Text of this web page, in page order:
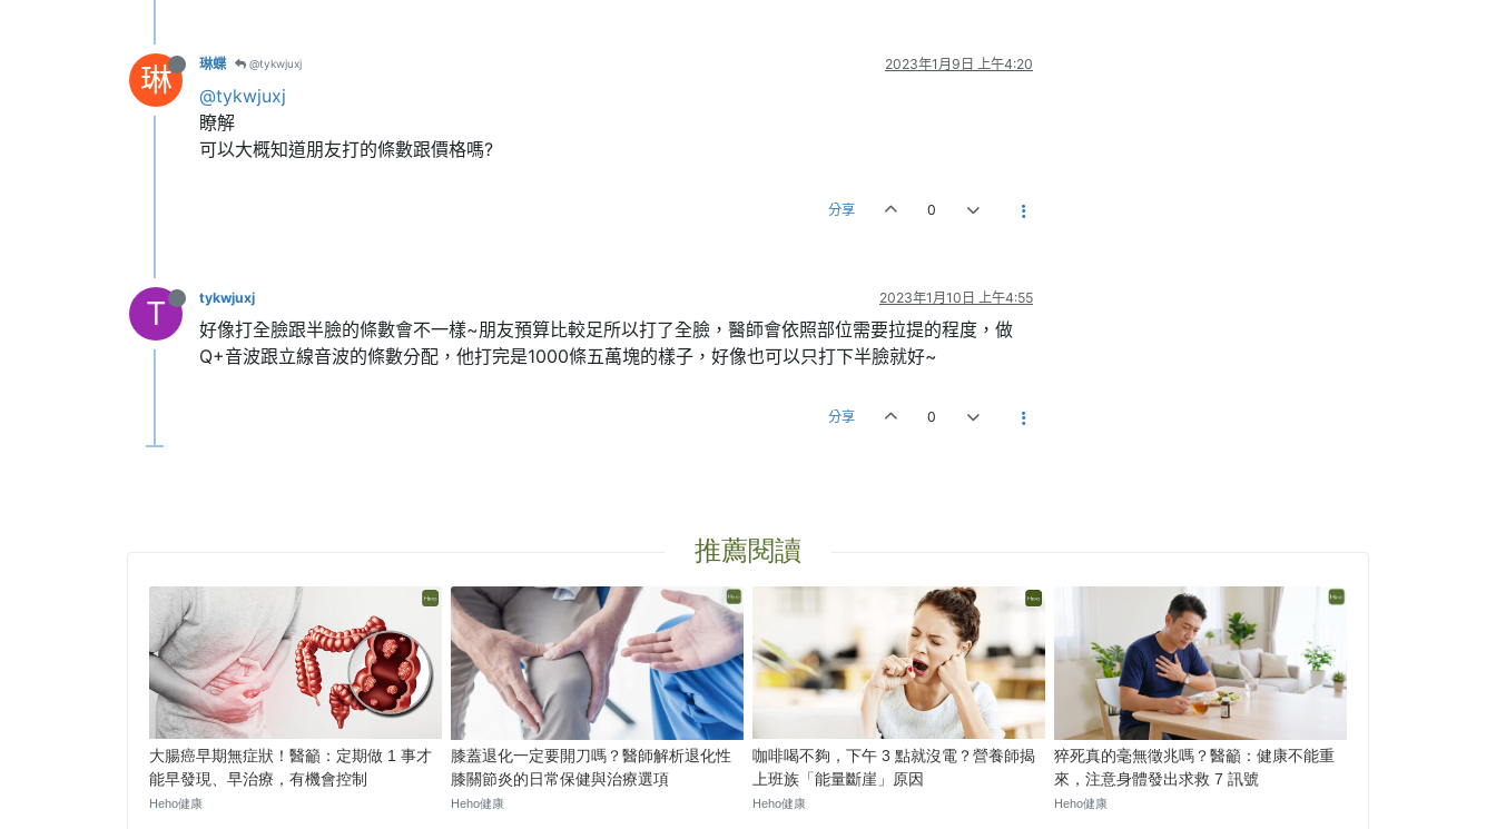
琳 琳蝶 @tykwjuxj 2023年1月9日 上午4:20
@tykwjuxj
瞭解
可以大概知道朋友打的條數跟價格嗎?
分享 0
T tykwjuxj 2023年1月10日 上午4:55
好像打全臉跟半臉的條數會不一樣~朋友預算比較足所以打了全臉，醫師會依照部位需要拉提的程度，做
Q+音波跟立線音波的條數分配，他打完是1000條五萬塊的樣子，好像也可以只打下半臉就好~
分享 0